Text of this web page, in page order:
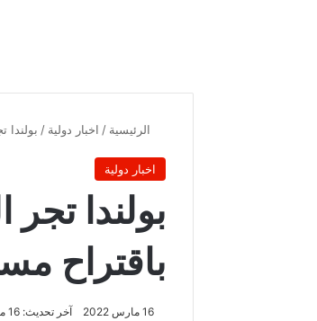
الرئيسية / اخبار دولية / بولندا
اخبار دولية
بولندا تجر
باقتراح
16 مارس 2022 آخر تحديث: 16 مارس 2022